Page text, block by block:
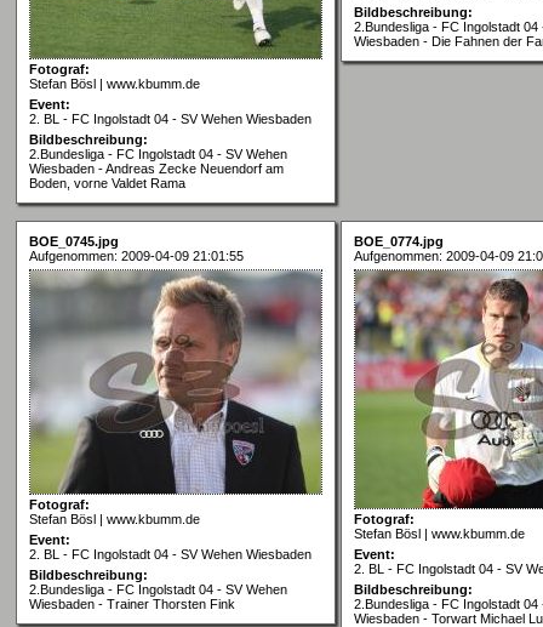
Fotograf:
Stefan Bösl | www.kbumm.de
Event:
2. BL - FC Ingolstadt 04 - SV Wehen Wiesbaden
Bildbeschreibung:
2.Bundesliga - FC Ingolstadt 04 - SV Wehen
Wiesbaden - Andreas Zecke Neuendorf am
Boden, vorne Valdet Rama
Bildbeschreibung:
2.Bundesliga - FC Ingolstadt 04
Wiesbaden - Die Fahnen der
BOE_0745.jpg
Aufgenommen: 2009-04-09 21:01:55
Fotograf:
Stefan Bösl | www.kbumm.de
Event:
2. BL - FC Ingolstadt 04 - SV Wehen Wiesbaden
Bildbeschreibung:
2.Bundesliga - FC Ingolstadt 04 - SV Wehen
Wiesbaden - Trainer Thorsten Fink
BOE_0774.jpg
Aufgenommen: 2009-04-09
Fotograf:
Stefan Bösl | www.kbumm.de
Event:
2. BL - FC Ingolstadt 04 - SV
Bildbeschreibung:
2.Bundesliga - FC Ingolstadt 04
Wiesbaden - Torwart Michael